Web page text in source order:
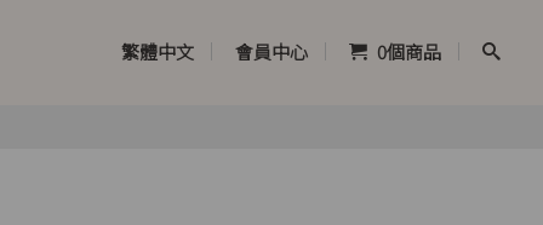
繁體中文 會員中心 0個商品